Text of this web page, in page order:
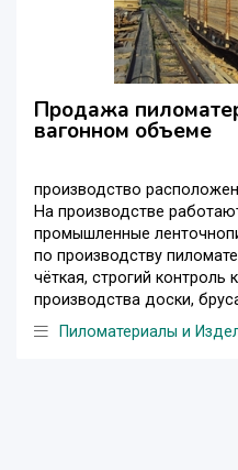
Продажа
вагонном объеме
производство
На производстве
промышленные
по производству
чёткая, строгий
производства доски,
Пиломатериалы и